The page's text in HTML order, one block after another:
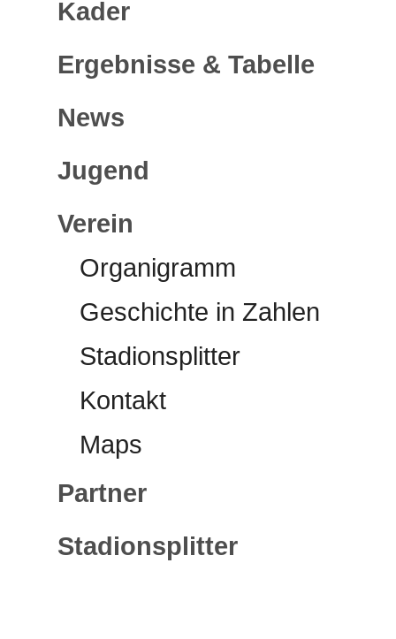
Kader
Ergebnisse & Tabelle
News
Jugend
Verein
Organigramm
Geschichte in Zahlen
Stadionsplitter
Kontakt
Maps
Partner
Stadionsplitter